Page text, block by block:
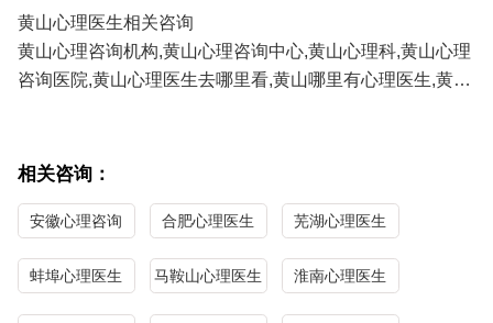
4.黄山职场心理咨询：人际关系、职场压力、职业规划、情
绪调节、心理辅导等；
5.黄山性心理咨询：青春期性教育、性心理障碍、以及心理
便地得到心理医生专家专业有效的心理咨询服务。
正式深入的心理咨询服务需要提前预约,详见"心理医生预约/
心理咨询流程"；
黄山心理医生免费咨询热线/
86433196 13306538268（手机微信同号）
黄山心理医生相关咨询
黄山心理咨询机构,黄山心理咨询中心,黄山心理科,黄山心理
咨询医院,黄山心理医生去哪里看,黄山哪里有心理医生,黄山
相关咨询：
安徽心理咨询 合肥心理医生 芜湖心理医生
蚌埠心理医生 马鞍山心理医生 淮南心理医生